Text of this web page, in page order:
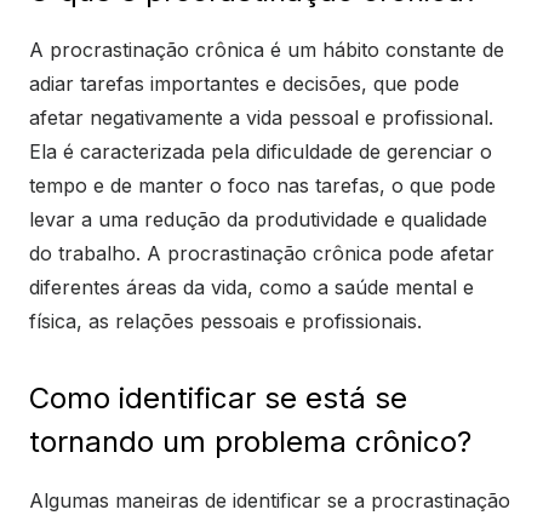
A procrastinação crônica é um hábito constante de
adiar tarefas importantes e decisões, que pode
afetar negativamente a vida pessoal e profissional.
Ela é caracterizada pela dificuldade de gerenciar o
tempo e de manter o foco nas tarefas, o que pode
levar a uma redução da produtividade e qualidade
do trabalho. A procrastinação crônica pode afetar
diferentes áreas da vida, como a saúde mental e
física, as relações pessoais e profissionais.
Como identificar se está se
tornando um problema crônico?
Algumas maneiras de identificar se a procrastinação